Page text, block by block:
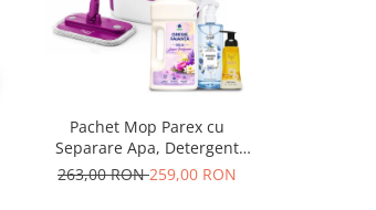
Pachet Mop Parex cu
Separare Apa, Detergent
Pardoseli, Odorizant
263,00 RON259,00 RON